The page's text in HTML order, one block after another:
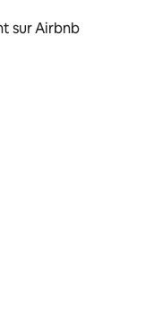
sur Airbnb